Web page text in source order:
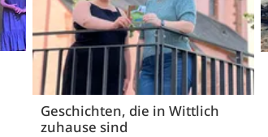
Geschichten, die in Wittlich
zuhause sind